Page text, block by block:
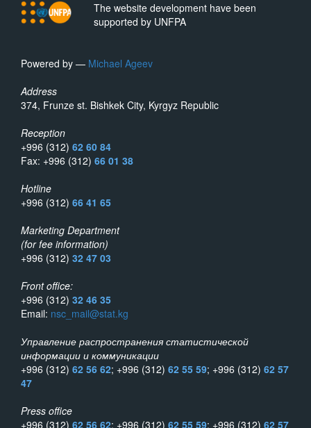
The website development have been
supported by UNFPA
Powered by — Michael Ageev
Address
374, Frunze st. Bishkek City, Kyrgyz Republic
Reception
+996 (312) 62 60 84
Fax: +996 (312) 66 01 38
Hotline
+996 (312) 66 41 65
Marketing Department
(for fee information)
+996 (312) 32 47 03
Front office:
+996 (312) 32 46 35
Email: nsc_mail@stat.kg
Управление распространения статистической
информации и коммуникации
+996 (312) 62 56 62; +996 (312) 62 55 59; +996 (312) 62 57
47
Press office
+996 (312) 62 56 62; +996 (312) 62 55 59; +996 (312) 62 57